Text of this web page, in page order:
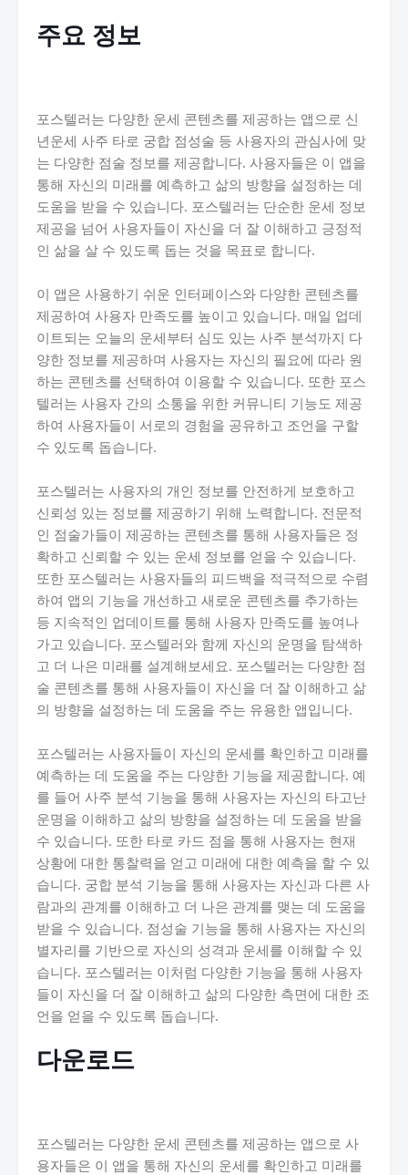
주요 정보
포스텔러는 다양한 운세 콘텐츠를 제공하는 앱으로 신
년운세 사주 타로 궁합 점성술 등 사용자의 관심사에 맞
는 다양한 점술 정보를 제공합니다. 사용자들은 이 앱을
통해 자신의 미래를 예측하고 삶의 방향을 설정하는 데
도움을 받을 수 있습니다. 포스텔러는 단순한 운세 정보
제공을 넘어 사용자들이 자신을 더 잘 이해하고 긍정적
인 삶을 살 수 있도록 돕는 것을 목표로 합니다.
이 앱은 사용하기 쉬운 인터페이스와 다양한 콘텐츠를
제공하여 사용자 만족도를 높이고 있습니다. 매일 업데
이트되는 오늘의 운세부터 심도 있는 사주 분석까지 다
양한 정보를 제공하며 사용자는 자신의 필요에 따라 원
하는 콘텐츠를 선택하여 이용할 수 있습니다. 또한 포스
텔러는 사용자 간의 소통을 위한 커뮤니티 기능도 제공
하여 사용자들이 서로의 경험을 공유하고 조언을 구할
수 있도록 돕습니다.
포스텔러는 사용자의 개인 정보를 안전하게 보호하고
신뢰성 있는 정보를 제공하기 위해 노력합니다. 전문적
인 점술가들이 제공하는 콘텐츠를 통해 사용자들은 정
확하고 신뢰할 수 있는 운세 정보를 얻을 수 있습니다.
또한 포스텔러는 사용자들의 피드백을 적극적으로 수렴
하여 앱의 기능을 개선하고 새로운 콘텐츠를 추가하는
등 지속적인 업데이트를 통해 사용자 만족도를 높여나
가고 있습니다. 포스텔러와 함께 자신의 운명을 탐색하
고 더 나은 미래를 설계해보세요. 포스텔러는 다양한 점
술 콘텐츠를 통해 사용자들이 자신을 더 잘 이해하고 삶
의 방향을 설정하는 데 도움을 주는 유용한 앱입니다.
포스텔러는 사용자들이 자신의 운세를 확인하고 미래를
예측하는 데 도움을 주는 다양한 기능을 제공합니다. 예
를 들어 사주 분석 기능을 통해 사용자는 자신의 타고난
운명을 이해하고 삶의 방향을 설정하는 데 도움을 받을
수 있습니다. 또한 타로 카드 점을 통해 사용자는 현재
상황에 대한 통찰력을 얻고 미래에 대한 예측을 할 수 있
습니다. 궁합 분석 기능을 통해 사용자는 자신과 다른 사
람과의 관계를 이해하고 더 나은 관계를 맺는 데 도움을
받을 수 있습니다. 점성술 기능을 통해 사용자는 자신의
별자리를 기반으로 자신의 성격과 운세를 이해할 수 있
습니다. 포스텔러는 이처럼 다양한 기능을 통해 사용자
들이 자신을 더 잘 이해하고 삶의 다양한 측면에 대한 조
언을 얻을 수 있도록 돕습니다.
다운로드
포스텔러는 다양한 운세 콘텐츠를 제공하는 앱으로 사
용자들은 이 앱을 통해 자신의 운세를 확인하고 미래를